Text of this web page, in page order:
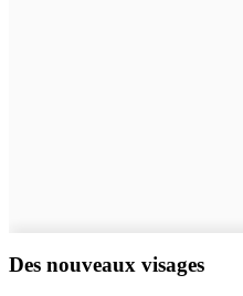
Des nouveaux visages